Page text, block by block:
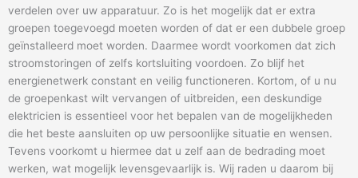
verdelen over uw apparatuur. Zo is het mogelijk dat er extra
groepen toegevoegd moeten worden of dat er een dubbele groep
geïnstalleerd moet worden. Daarmee wordt voorkomen dat zich
stroomstoringen of zelfs kortsluiting voordoen. Zo blijf het
energienetwerk constant en veilig functioneren. Kortom, of u nu
de groepenkast wilt vervangen of uitbreiden, een deskundige
elektricien is essentieel voor het bepalen van de mogelijkheden
die het beste aansluiten op uw persoonlijke situatie en wensen.
Tevens voorkomt u hiermee dat u zelf aan de bedrading moet
werken, wat mogelijk levensgevaarlijk is. Wij raden u daarom bij